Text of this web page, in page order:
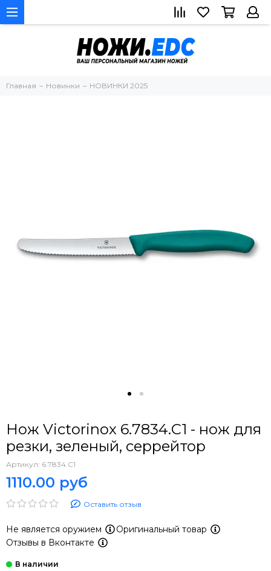
Главная Новинки НОВИНКИ 2025
Нож Victorinox 6.7834.C1 - нож для
резки, зеленый, серрейтор
Артикул: 6.7834.C1
1110.00 руб
Оставить отзыв
Не является оружием
Оригинальный товар
Отзывы в Вконтакте